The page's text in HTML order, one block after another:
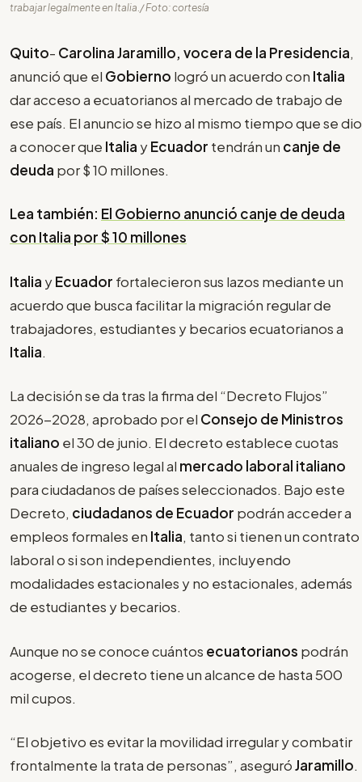
trabajar legalmente en Italia./ Foto: cortesía
Quito- Carolina Jaramillo, vocera de la Presidencia,
anunció que el Gobierno logró un acuerdo con Italia
dar acceso a ecuatorianos al mercado de trabajo de
ese país. El anuncio se hizo al mismo tiempo que se dio
a conocer que Italia yEcuador tendrán un canje de
deuda por $ 10 millones.
Lea también: El Gobierno anunció canje de deuda
con Italia por $ 10 millones
Italia yEcuador fortalecieron sus lazos mediante un
acuerdo que busca facilitar la migración regular de
trabajadores, estudiantes y becarios ecuatorianos a
Italia.
La decisión se da tras la firma del “Decreto Flujos”
2026-2028, aprobado por el Consejo de Ministros
italiano el 30 de junio. El decreto establece cuotas
anuales de ingreso legal al mercado laboral italiano
para ciudadanos de países seleccionados. Bajo este
Decreto, ciudadanos de Ecuador podrán acceder a
empleos formales en Italia, tanto si tienen un contrato
laboral o si son independientes, incluyendo
modalidades estacionales y no estacionales, además
de estudiantes y becarios.
Aunque no se conoce cuántos ecuatorianos podrán
acogerse, el decreto tiene un alcance de hasta 500
mil cupos.
“El objetivo es evitar la movilidad irregular y combatir
frontalmente la trata de personas”, aseguróJaramillo.